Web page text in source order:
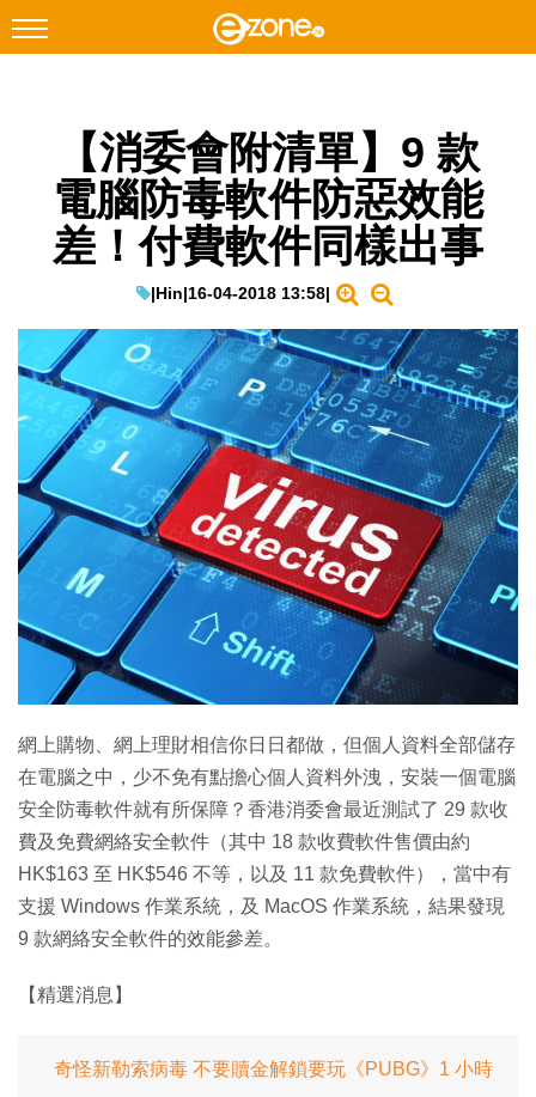
Facebook Instagram
科技焦點
網絡生活
教學評測
EduTech
IT Times
生成式AI與雲端應用
Enterprise Digital Transformation
特集
【消委會附清單】9 款
電腦防毒軟件防惡效能
差！付費軟件同樣出事
|Hin|16-04-2018 13:58|
網上購物、網上理財相信你日日都做，但個人資料全部儲存
在電腦之中，少不免有點擔心個人資料外洩，安裝一個電腦
安全防毒軟件就有所保障？香港消委會最近測試了 29 款收
費及免費網絡安全軟件（其中 18 款收費軟件售價由約
HK$163 至 HK$546 不等，以及 11 款免費軟件），當中有
支援 Windows 作業系統，及 MacOS 作業系統，結果發現
9 款網絡安全軟件的效能參差。
【精選消息】
奇怪新勒索病毒 不要贖金解鎖要玩《PUBG》1 小時